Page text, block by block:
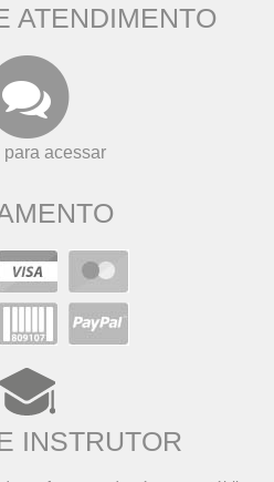
ATENDIMENTO
acessar
INSTRUTOR